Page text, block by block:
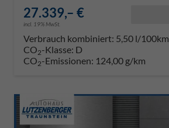
27.339,– €
incl. 19% MwSt.
Verbrauch kombiniert: 5,50 l/100km
CO2-Klasse: D
CO2-Emissionen: 124,00 g/km